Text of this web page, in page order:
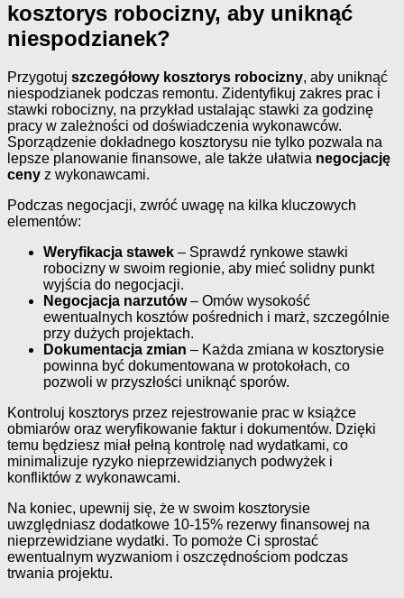
kosztorys robocizny, aby uniknąć
niespodzianek?
Przygotuj szczegółowy kosztorys robocizny, aby uniknąć
niespodzianek podczas remontu. Zidentyfikuj zakres prac i
stawki robocizny, na przykład ustalając stawki za godzinę
pracy w zależności od doświadczenia wykonawców.
Sporządzenie dokładnego kosztorysu nie tylko pozwala na
lepsze planowanie finansowe, ale także ułatwia negocjację
ceny z wykonawcami.
Podczas negocjacji, zwróć uwagę na kilka kluczowych
elementów:
Weryfikacja stawek – Sprawdź rynkowe stawki
robocizny w swoim regionie, aby mieć solidny punkt
wyjścia do negocjacji.
Negocjacja narzutów– Omów wysokość
ewentualnych kosztów pośrednich i marż, szczególnie
przy dużych projektach.
Dokumentacja zmian – Każda zmiana w kosztorysie
powinna być dokumentowana w protokołach, co
pozwoli w przyszłości uniknąć sporów.
Kontroluj kosztorys przez rejestrowanie prac w książce
obmiarów oraz weryfikowanie faktur i dokumentów. Dzięki
temu będziesz miał pełną kontrolę nad wydatkami, co
minimalizuje ryzyko nieprzewidzianych podwyżek i
konfliktów z wykonawcami.
Na koniec, upewnij się, że w swoim kosztorysie
uwzględniasz dodatkowe 10-15% rezerwy finansowej na
nieprzewidziane wydatki. To pomoże Ci sprostać
ewentualnym wyzwaniom i oszczędnościom podczas
trwania projektu.